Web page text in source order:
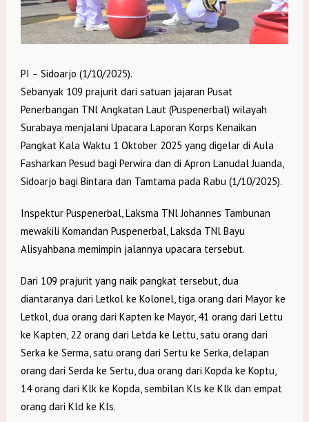
PI – Sidoarjo (1/10/2025).
Sebanyak 109 prajurit dari satuan jajaran Pusat
Penerbangan TNl Angkatan Laut (Puspenerbal) wilayah
Surabaya menjalani Upacara Laporan Korps Kenaikan
Pangkat Kala Waktu 1 Oktober 2025 yang digelar di Aula
Fasharkan Pesud bagi Perwira dan di Apron Lanudal Juanda,
Sidoarjo bagi Bintara dan Tamtama pada Rabu (1/10/2025).
Inspektur Puspenerbal, Laksma TNl Johannes Tambunan
mewakili Komandan Puspenerbal, Laksda TNl Bayu
Alisyahbana memimpin jalannya upacara tersebut.
Dari 109 prajurit yang naik pangkat tersebut, dua
diantaranya dari Letkol ke Kolonel, tiga orang dari Mayor ke
Letkol, dua orang dari Kapten ke Mayor, 41 orang dari Lettu
ke Kapten, 22 orang dari Letda ke Lettu, satu orang dari
Serka ke Serma, satu orang dari Sertu ke Serka, delapan
orang dari Serda ke Sertu, dua orang dari Kopda ke Koptu,
14 orang dari Klk ke Kopda, sembilan Kls ke Klk dan empat
orang dari Kld ke Kls.